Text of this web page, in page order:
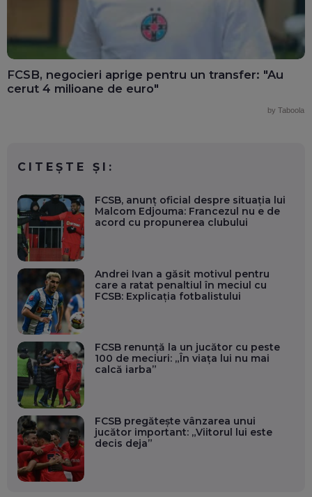
FCSB, negocieri aprige pentru un transfer: "Au
cerut 4 milioane de euro"
by Taboola
CITEȘTE ȘI:
FCSB, anunț oficial despre situația lui
Malcom Edjouma: Francezul nu e de
acord cu propunerea clubului
Andrei Ivan a găsit motivul pentru
care a ratat penaltiul în meciul cu
FCSB: Explicația fotbalistului
FCSB renunță la un jucător cu peste
100 de meciuri: „În viața lui nu mai
calcă iarba”
FCSB pregătește vânzarea unui
jucător important: „Viitorul lui este
decis deja”